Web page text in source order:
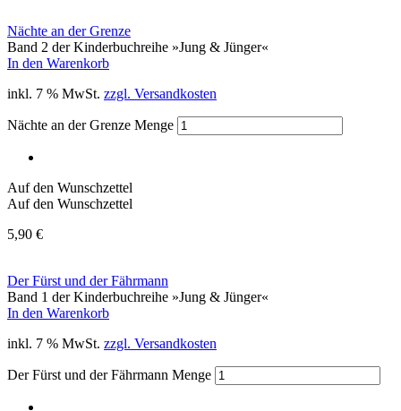
Nächte an der Grenze
Band 2 der Kinderbuchreihe »Jung & Jünger«
In den Warenkorb
inkl. 7 % MwSt. zzgl. Versandkosten
Nächte an der Grenze Menge
Auf den Wunschzettel
Auf den Wunschzettel
5,90 €
Der Fürst und der Fährmann
Band 1 der Kinderbuchreihe »Jung & Jünger«
In den Warenkorb
inkl. 7 % MwSt. zzgl. Versandkosten
Der Fürst und der Fährmann Menge